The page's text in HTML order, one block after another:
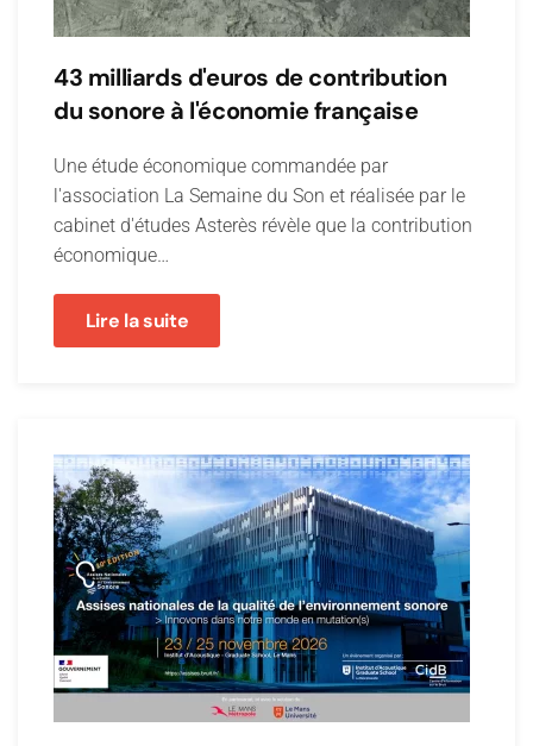
43 milliards d'euros de contribution
du sonore à l'économie française
Une étude économique commandée par
l'association La Semaine du Son et réalisée par le
cabinet d'études Asterès révèle que la contribution
économique…
Lire la suite